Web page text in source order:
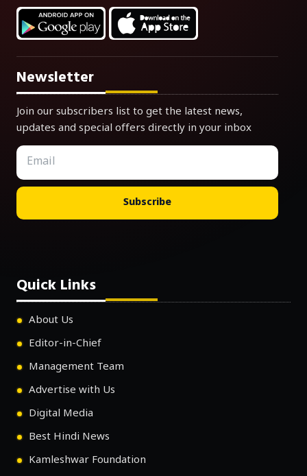
Newsletter
Join our subscribers list to get the latest news,
updates and special offers directly in your inbox
Subscribe
Quick Links
About Us
Editor-in-Chief
Management Team
Advertise with Us
Digital Media
Best Hindi News
Kamleshwar Foundation